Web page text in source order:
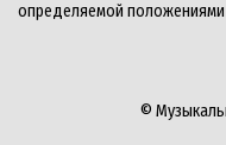
определяемой положениями
©